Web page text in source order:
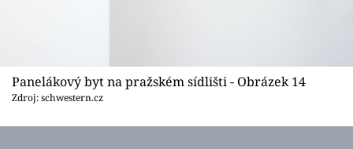
Panelákový byt na pražském sídlišti - Obrázek 14
Zdroj: schwestern.cz